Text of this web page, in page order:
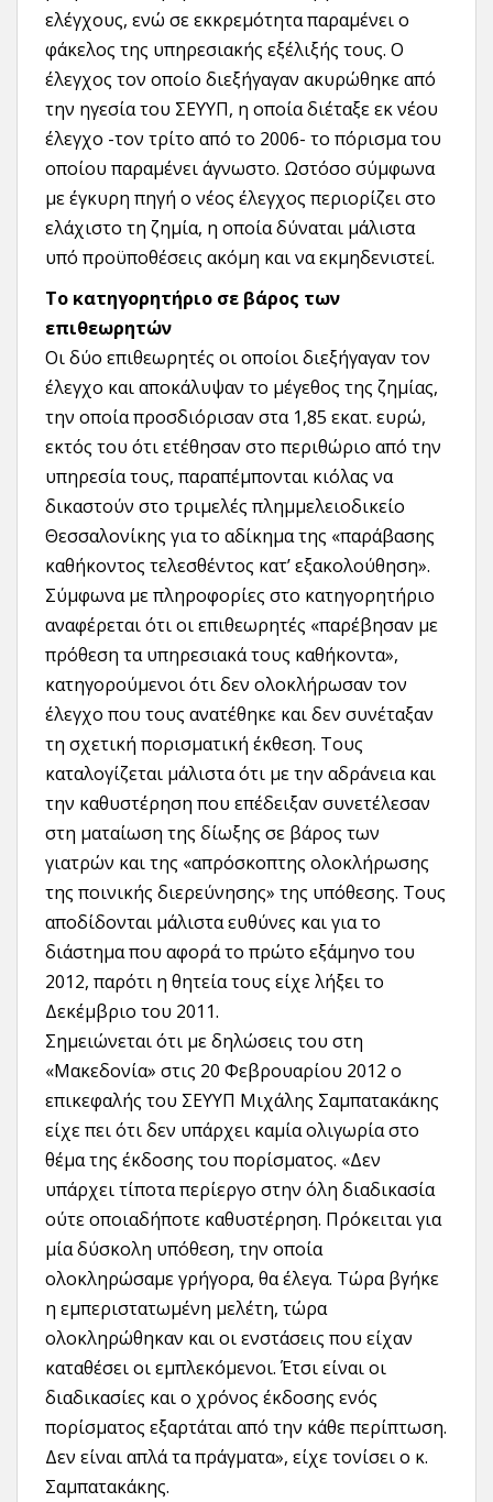
ελέγχους, ενώ σε εκκρεμότητα παραμένει ο
φάκελος της υπηρεσιακής εξέλιξής τους. Ο
έλεγχος τον οποίο διεξήγαγαν ακυρώθηκε από
την ηγεσία του ΣΕΥΥΠ, η οποία διέταξε εκ νέου
έλεγχο -τον τρίτο από το 2006- το πόρισμα του
οποίου παραμένει άγνωστο. Ωστόσο σύμφωνα
με έγκυρη πηγή ο νέος έλεγχος περιορίζει στο
ελάχιστο τη ζημία, η οποία δύναται μάλιστα
υπό προϋποθέσεις ακόμη και να εκμηδενιστεί.
Το κατηγορητήριο σε βάρος των
επιθεωρητών
Οι δύο επιθεωρητές οι οποίοι διεξήγαγαν τον
έλεγχο και αποκάλυψαν το μέγεθος της ζημίας,
την οποία προσδιόρισαν στα 1,85 εκατ. ευρώ,
εκτός του ότι ετέθησαν στο περιθώριο από την
υπηρεσία τους, παραπέμπονται κιόλας να
δικαστούν στο τριμελές πλημμελειοδικείο
Θεσσαλονίκης για το αδίκημα της «παράβασης
καθήκοντος τελεσθέντος κατ’ εξακολούθηση».
Σύμφωνα με πληροφορίες στο κατηγορητήριο
αναφέρεται ότι οι επιθεωρητές «παρέβησαν με
πρόθεση τα υπηρεσιακά τους καθήκοντα»,
κατηγορούμενοι ότι δεν ολοκλήρωσαν τον
έλεγχο που τους ανατέθηκε και δεν συνέταξαν
τη σχετική πορισματική έκθεση. Τους
καταλογίζεται μάλιστα ότι με την αδράνεια και
την καθυστέρηση που επέδειξαν συνετέλεσαν
στη ματαίωση της δίωξης σε βάρος των
γιατρών και της «απρόσκοπτης ολοκλήρωσης
της ποινικής διερεύνησης» της υπόθεσης. Τους
αποδίδονται μάλιστα ευθύνες και για το
διάστημα που αφορά το πρώτο εξάμηνο του
2012, παρότι η θητεία τους είχε λήξει το
Δεκέμβριο του 2011.
Σημειώνεται ότι με δηλώσεις του στη
«Μακεδονία» στις 20 Φεβρουαρίου 2012 ο
επικεφαλής του ΣΕΥΥΠ Μιχάλης Σαμπατακάκης
είχε πει ότι δεν υπάρχει καμία ολιγωρία στο
θέμα της έκδοσης του πορίσματος. «Δεν
υπάρχει τίποτα περίεργο στην όλη διαδικασία
ούτε οποιαδήποτε καθυστέρηση. Πρόκειται για
μία δύσκολη υπόθεση, την οποία
ολοκληρώσαμε γρήγορα, θα έλεγα. Τώρα βγήκε
η εμπεριστατωμένη μελέτη, τώρα
ολοκληρώθηκαν και οι ενστάσεις που είχαν
καταθέσει οι εμπλεκόμενοι. Έτσι είναι οι
διαδικασίες και ο χρόνος έκδοσης ενός
πορίσματος εξαρτάται από την κάθε περίπτωση.
Δεν είναι απλά τα πράγματα», είχε τονίσει ο κ.
Σαμπατακάκης.